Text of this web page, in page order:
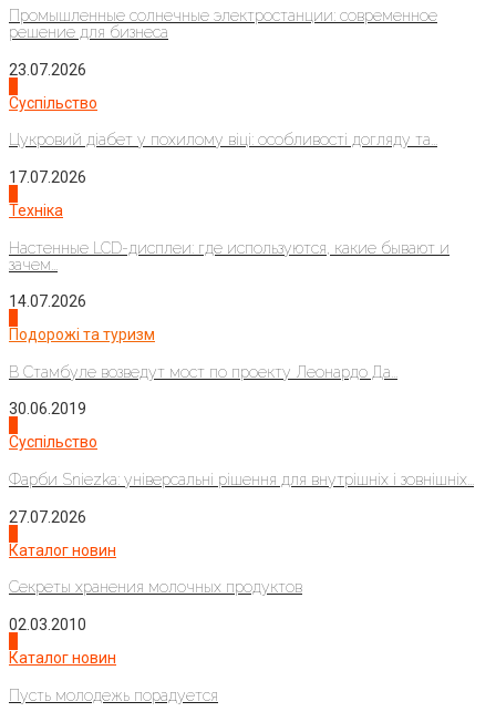
Промышленные солнечные электростанции: современное
решение для бизнеса
23.07.2026
Суспільство
Цукровий діабет у похилому віці: особливості догляду та...
17.07.2026
Техніка
Настенные LCD-дисплеи: где используются, какие бывают и
зачем...
14.07.2026
Подорожі та туризм
В Стамбуле возведут мост по проекту Леонардо Да...
30.06.2019
Суспільство
Фарби Sniezka: універсальні рішення для внутрішніх і зовнішніх...
27.07.2026
Каталог новин
Секреты хранения молочных продуктов
02.03.2010
Каталог новин
Пусть молодежь порадуется